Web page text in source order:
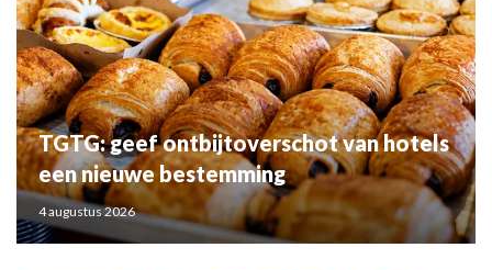
TGTG: geef ontbijtoverschot van hotels
een nieuwe bestemming
4 augustus 2026